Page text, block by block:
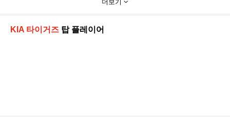
더보기
KIA 타이거즈 탑 플레이어